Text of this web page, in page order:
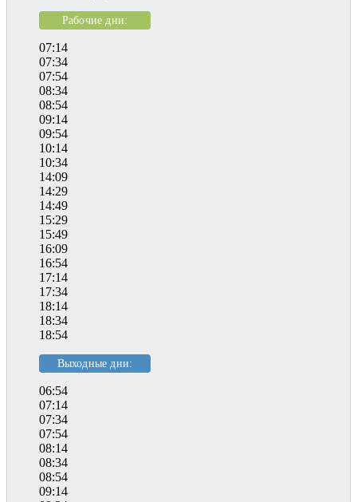
Рабочие дни:
07:14
07:34
07:54
08:34
08:54
09:14
09:54
10:14
10:34
14:09
14:29
14:49
15:29
15:49
16:09
16:54
17:14
17:34
18:14
18:34
18:54
Выходные дни:
06:54
07:14
07:34
07:54
08:14
08:34
08:54
09:14